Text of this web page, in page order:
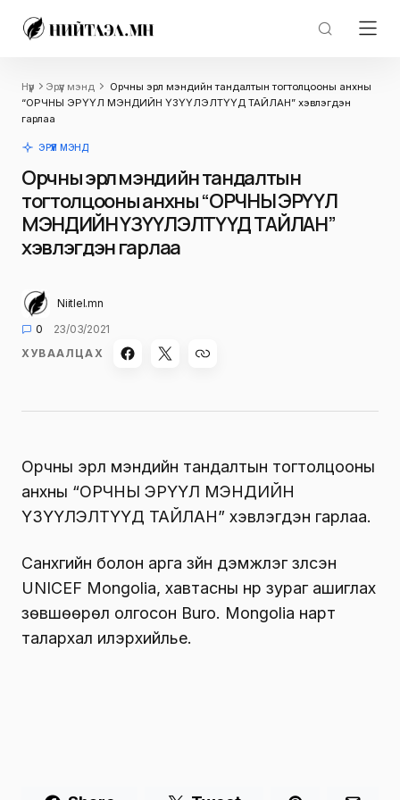
Нүүр Эрүүл мэнд
Орчны эрүүл мэндийн тандалтын тогтолцооны анхны
“ОРЧНЫ ЭРҮҮЛ МЭНДИЙН ҮЗҮҮЛЭЛТҮҮД ТАЙЛАН” хэвлэгдэн
гарлаа
ЭРҮҮЛ МЭНД
Орчны эрүүл мэндийн тандалтын
тогтолцооны анхны “ОРЧНЫ ЭРҮҮЛ
МЭНДИЙН ҮЗҮҮЛЭЛТҮҮД ТАЙЛАН”
хэвлэгдэн гарлаа
Niitlel.mn
0
23/03/2021
ХУВААЛЦАХ
Орчны эрүүл мэндийн тандалтын тогтолцооны
анхны “ОРЧНЫ ЭРҮҮЛ МЭНДИЙН
ҮЗҮҮЛЭЛТҮҮД ТАЙЛАН” хэвлэгдэн гарлаа.
Санхүүгийн болон арга зүйн дэмжлэг үзүүлсэн
UNICEF Mongolia, хавтасны нүүр зураг ашиглах
зөвшөөрөл олгосон Buro. Mongolia нарт
талархал илэрхийлье.